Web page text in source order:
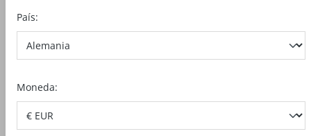
ESTACIÓN DE TALADRO
País:
Moneda: